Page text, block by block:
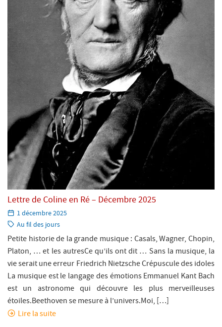
Lettre de Coline en Ré – Décembre 2025
Paru
le:
1 décembre 2025
Catégorie:
Au fil des jours
Petite historie de la grande musique : Casals, Wagner, Chopin,
Platon, … et les autresCe qu’ils ont dit … Sans la musique, la
vie serait une erreur Friedrich Nietzsche Crépuscule des idoles
La musique est le langage des émotions Emmanuel Kant Bach
est un astronome qui découvre les plus merveilleuses
étoiles.Beethoven se mesure à l’univers.Moi, […]
Lire la suite